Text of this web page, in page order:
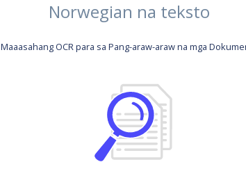
Norwegian na teksto
Maaasahang OCR para sa Pang-araw-araw na mga